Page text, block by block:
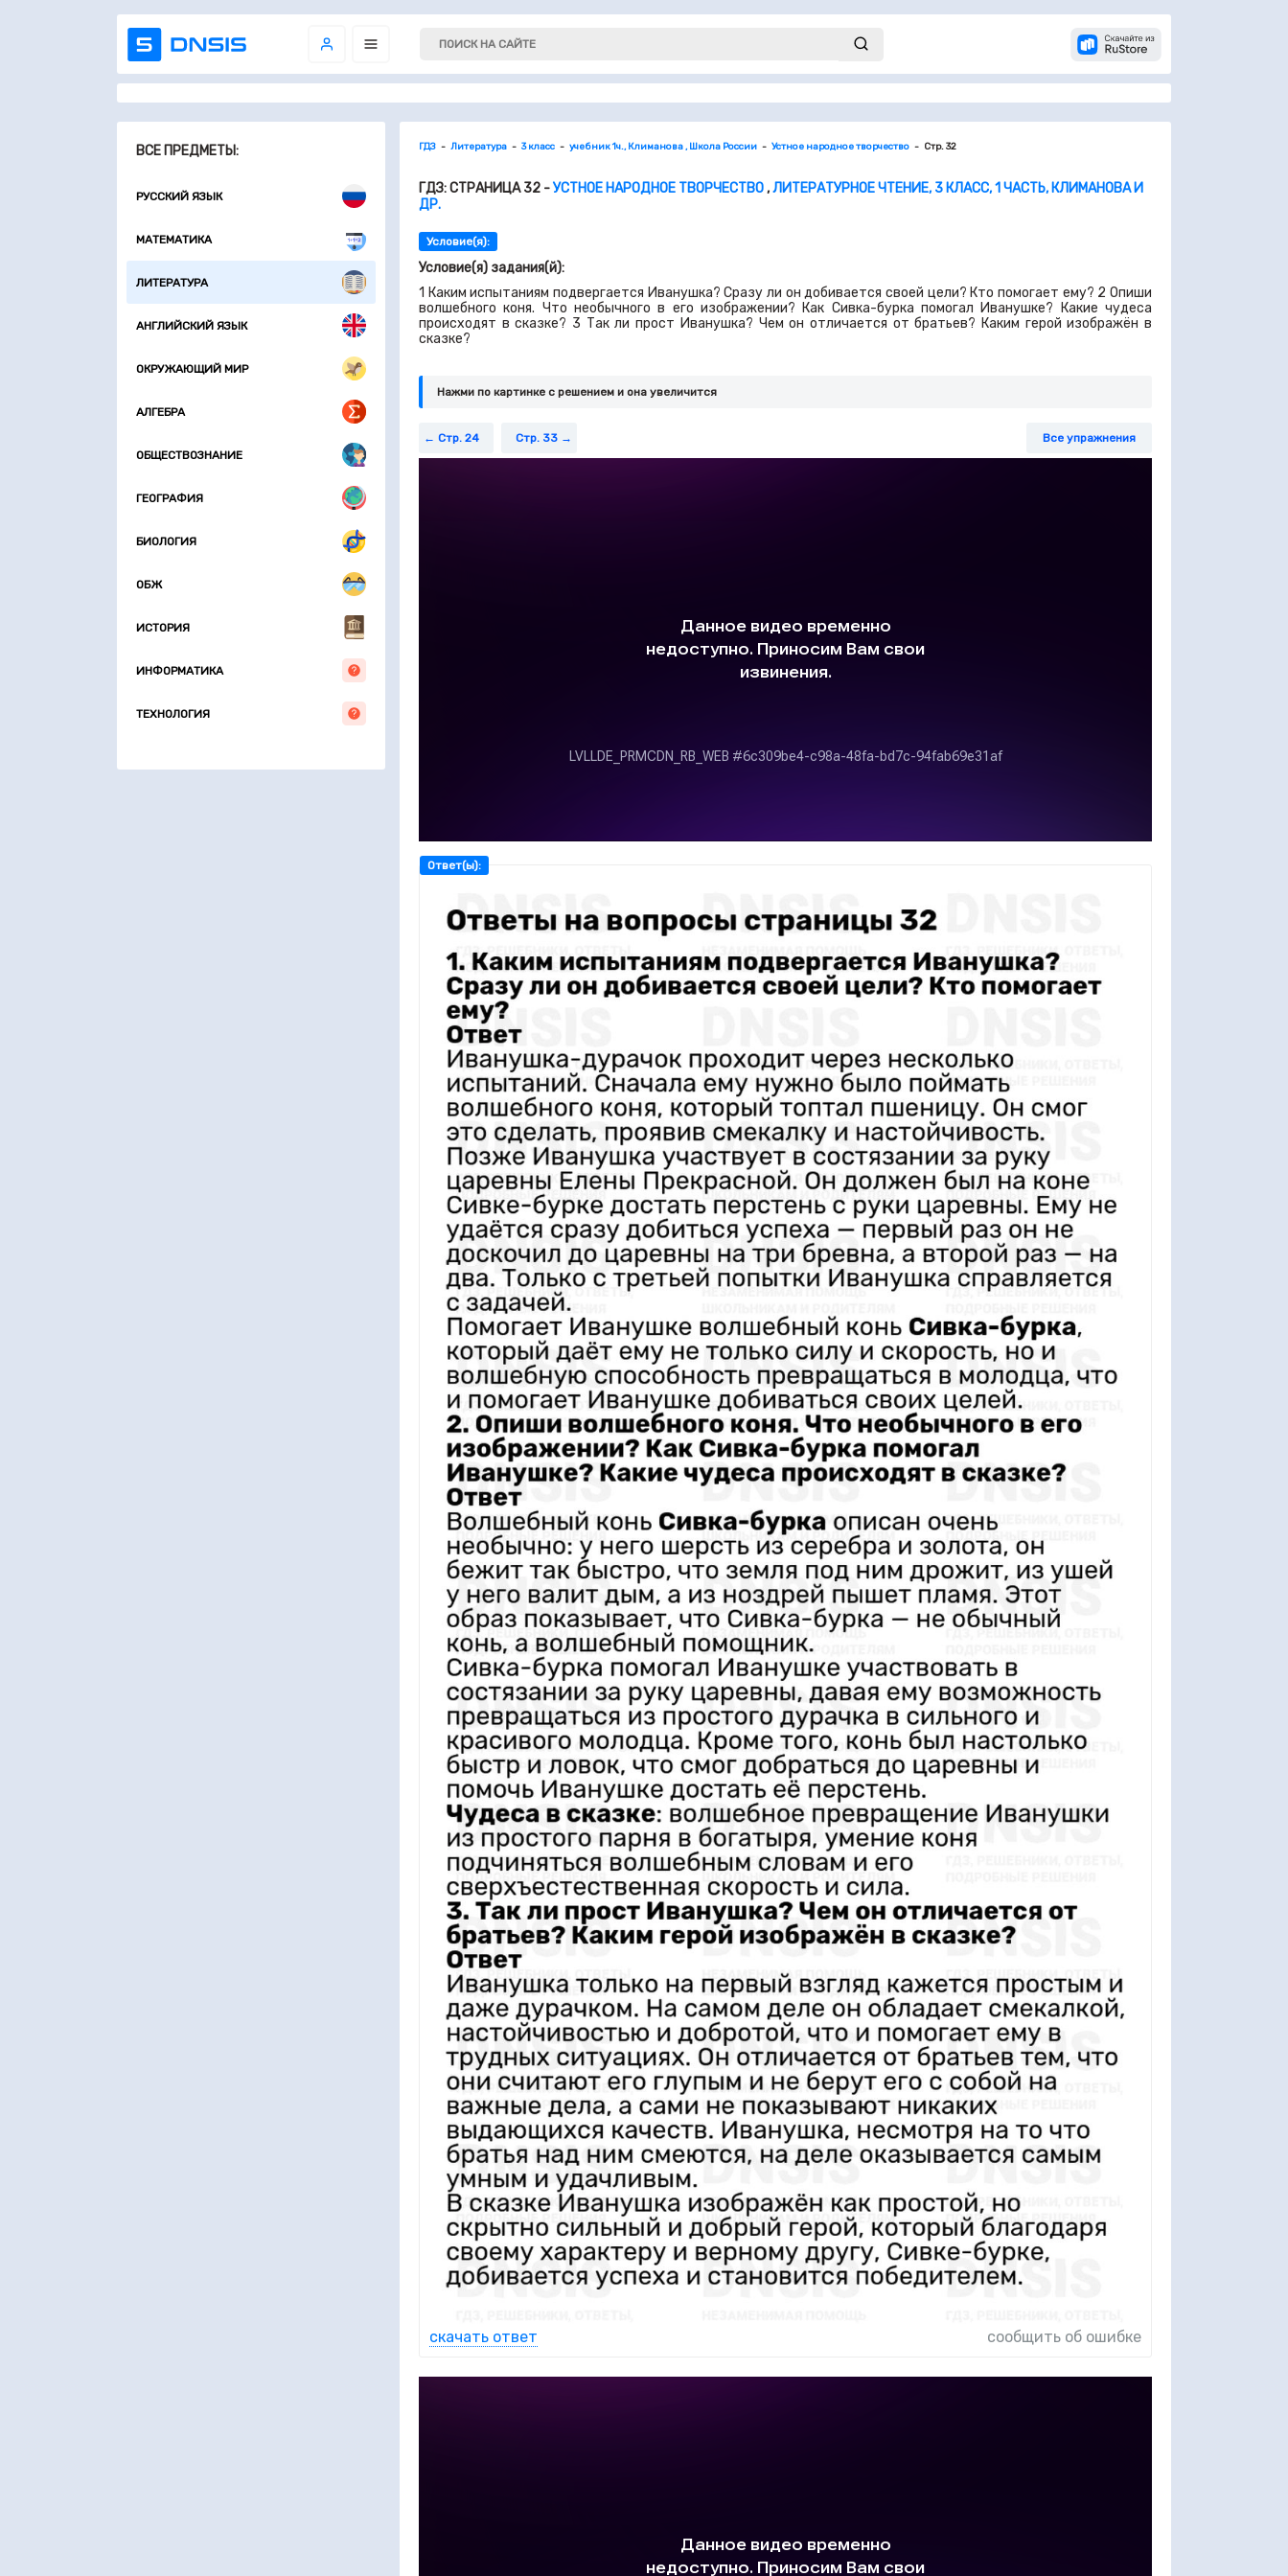
ВСЕ ПРЕДМЕТЫ:
РУССКИЙ ЯЗЫК
МАТЕМАТИКА
ЛИТЕРАТУРА
АНГЛИЙСКИЙ ЯЗЫК
ОКРУЖАЮЩИЙ МИР
АЛГЕБРА
ОБЩЕСТВОЗНАНИЕ
ГЕОГРАФИЯ
БИОЛОГИЯ
ОБЖ
ИСТОРИЯ
ИНФОРМАТИКА
ТЕХНОЛОГИЯ
ГДЗ Литература 3 класс учебник 1ч., Климанова , Школа России Устное народное творчество Стр. 32
ГДЗ: СТРАНИЦА 32 -УСТНОЕ НАРОДНОЕ ТВОРЧЕСТВО,ЛИТЕРАТУРНОЕ ЧТЕНИЕ, 3 КЛАСС, 1 ЧАСТЬ, КЛИМАНОВА И
ДР.
Условие(я):
Условие(я) задания(й):
1 Каким испытаниям подвергается Иванушка? Сразу ли он добивается своей цели? Кто помогает ему? 2 Опиши
волшебного коня. Что необычного в его изображении? Как Сивка-бурка помогал Иванушке? Какие чудеса
происходят в сказке? 3 Так ли прост Иванушка? Чем он отличается от братьев? Каким герой изображён в
сказке?
Нажми по картинке c решением и она увеличится
Стр. 24 Стр. 33 Все упражнения
Ответ(ы):
скачать ответ сообщить об ошибке